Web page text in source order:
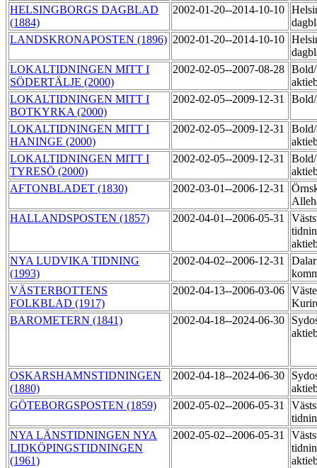
HELSINGBORGS DAGBLAD
(1884)
2002-01-20--2014-10-10
LANDSKRONAPOSTEN (1896) 2002-01-20--2014-10-10
LOKALTIDNINGEN MITT I
SÖDERTÄLJE (2000)
2002-02-05--2007-08-28
LOKALTIDNINGEN MITT I
BOTKYRKA (2000)
2002-02-05--2009-12-31
LOKALTIDNINGEN MITT I
HANINGE (2000)
2002-02-05--2009-12-31
LOKALTIDNINGEN MITT I
TYRESÖ (2000)
2002-02-05--2009-12-31
AFTONBLADET (1830)
2002-03-01--2006-12-31
HALLANDSPOSTEN (1857)
2002-04-01--2006-05-31
NYA LUDVIKA TIDNING
(1993)
2002-04-02--2006-12-31
VÄSTERBOTTENS
FOLKBLAD (1917)
2002-04-13--2006-03-06
BAROMETERN (1841)
2002-04-18--2024-06-30
OSKARSHAMNSTIDNINGEN
(1880)
2002-04-18--2024-06-30
GÖTEBORGSPOSTEN (1859)
2002-05-02--2006-05-31
NYA LÄNSTIDNINGEN NYA
LIDKÖPINGSTIDNINGEN
(1961)
2002-05-02--2006-05-31